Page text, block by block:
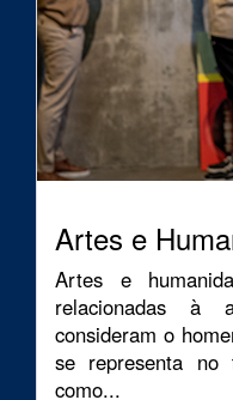
Artes e
Artes e
relacionadas à
consideram o
se representa
como...